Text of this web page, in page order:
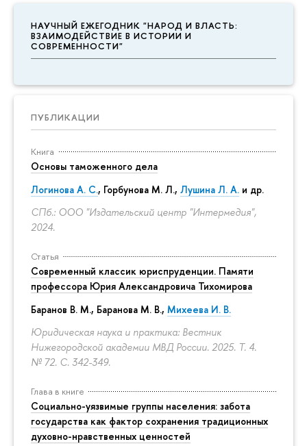
НАУЧНЫЙ ЕЖЕГОДНИК "НАРОД И ВЛАСТЬ:
ВЗАИМОДЕЙСТВИЕ В ИСТОРИИ И
СОВРЕМЕННОСТИ"
ПУБЛИКАЦИИ
Книга
Основы таможенного дела
Логинова А. С., Горбунова М. Л., Лушина Л. А. и др.
СПб.: ООО "Издательский центр "Интермедия",
2024.
Статья
Современный классик юриспруденции. Памяти
профессора Юрия Александровича Тихомирова
Баранов В. М., Баранова М. В., Михеева И. В.
Юридическая наука и практика: Вестник
Нижегородской академии МВД России. 2025. Т. 4.
№ 72. С. 342-349.
Глава в книге
Социально-уязвимые группы населения: забота
государства как фактор сохранения традиционных
духовно-нравственных ценностей